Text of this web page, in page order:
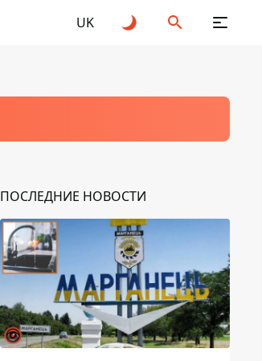
UK
ПОСЛЕДНИЕ НОВОСТИ